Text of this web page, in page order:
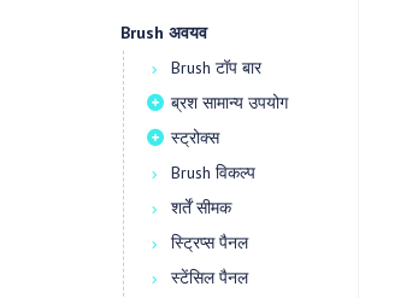
Brush अवयव
Brush टॉप बार
ब्रश सामान्य उपयोग
स्ट्रोक्स
Brush विकल्प
शर्तें सीमक
स्ट्रिप्स पैनल
स्टेंसिल पैनल